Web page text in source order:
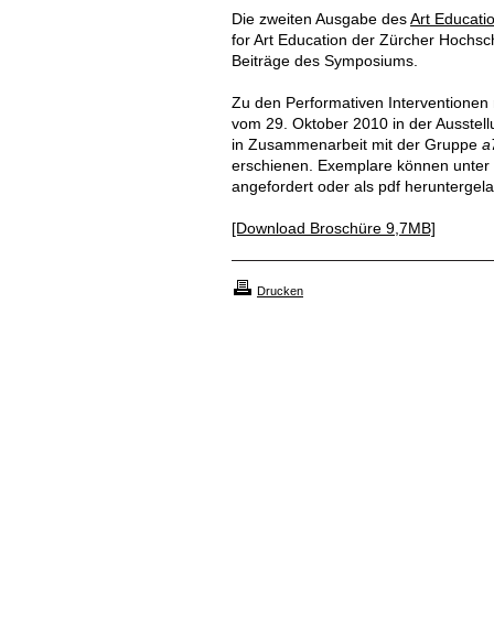
Die zweiten Ausgabe des Art
for Art Education der Zürcher
Beiträge des Symposiums.
Zu den Performativen
vom 29. Oktober 2010 in der
in Zusammenarbeit mit der Gruppe
erschienen. Exemplare können unter
angefordert oder als pdf
[Download Broschüre 9,7MB]
Drucken